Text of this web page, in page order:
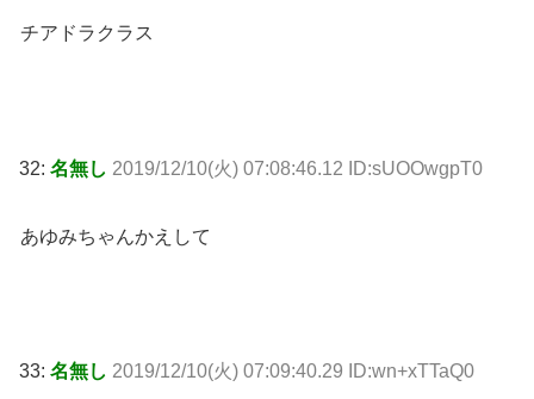
チアドラクラス
32: 名無し 2019/12/10(火) 07:08:46.12 ID:sUOOwgpT0
あゆみちゃんかえして
33: 名無し 2019/12/10(火) 07:09:40.29 ID:wn+xTTaQ0